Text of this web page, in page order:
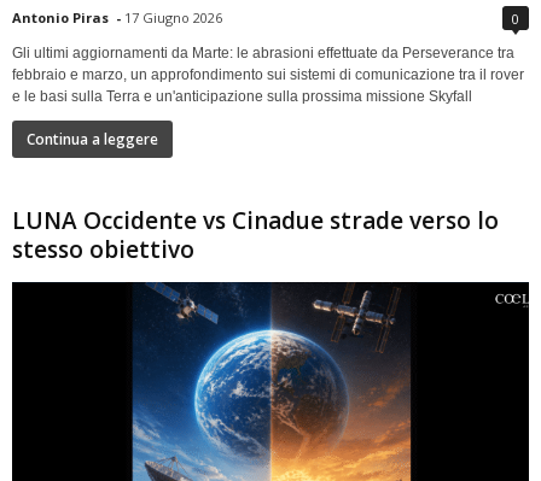
Antonio Piras - 17 Giugno 2026 0
Gli ultimi aggiornamenti da Marte: le abrasioni effettuate da Perseverance tra
febbraio e marzo, un approfondimento sui sistemi di comunicazione tra il rover
e le basi sulla Terra e un'anticipazione sulla prossima missione Skyfall
Continua a leggere
LUNA Occidente vs Cinadue strade verso lo
stesso obiettivo